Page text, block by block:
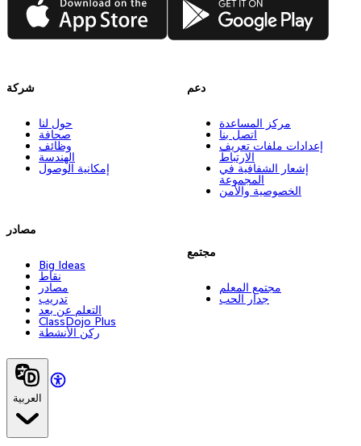
شركة
حول لنا
صحافة
وظائف
الهندسة
إمكانية الوصول
مصادر
Big Ideas
نقاط
مصادر
تدريب
التعلم عن بعد
ClassDojo Plus
ركن الأنشطة
دعم
مركز المساعدة
اتصل بنا
إعدادات ملفات تعريف
الارتباط
إشعار الشفافية في
المجموعة
الخصوصية والأمن
مجتمع
مجتمع المعلم
جدار الحب
العربية